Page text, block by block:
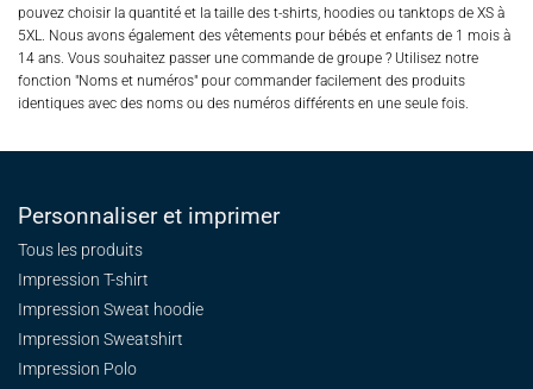
pouvez choisir la quantité et la taille des t-shirts, hoodies ou tanktops de XS à
5XL. Nous avons également des vêtements pour bébés et enfants de 1 mois à
14 ans. Vous souhaitez passer une commande de groupe ? Utilisez notre
fonction "Noms et numéros" pour commander facilement des produits
identiques avec des noms ou des numéros différents en une seule fois.
Personnaliser et imprimer
Tous les produits
Impression T-shirt
Impression Sweat hoodie
Impression Sweatshirt
Impression Polo